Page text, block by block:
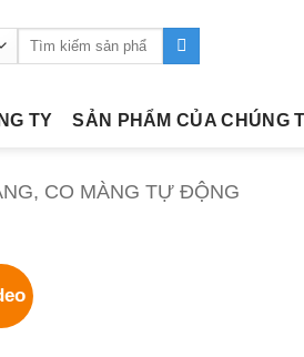
Tìm
TY SẢN PHẨM CỦA CHÚNG
CO MÀNG TỰ ĐỘNG